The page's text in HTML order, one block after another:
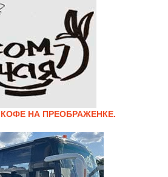
НА ПРЕОБРАЖЕНКЕ.